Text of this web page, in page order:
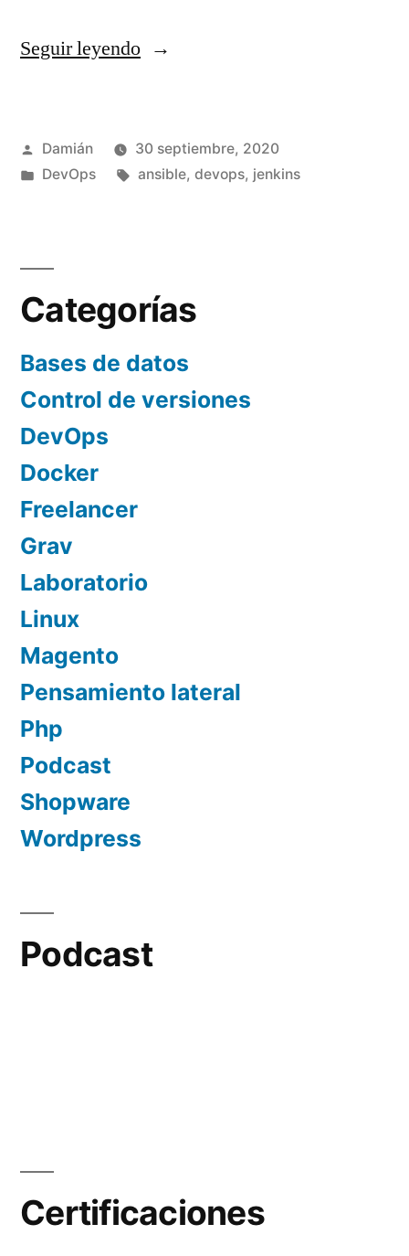
Seguir leyendo«Jenkins,
y
Publicado
por
Damián
30 septiembre, 2020
Publicado
DevOps Etiquetas:
ansible, devops, jenkins
Categorías
Bases de datos
Control de versiones
DevOps
Docker
Freelancer
Grav
Laboratorio
Linux
Magento
Pensamiento lateral
Php
Podcast
Shopware
Wordpress
Podcast
Certificaciones